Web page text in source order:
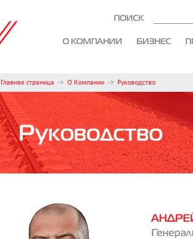
ПОИСК
О КОМПАНИИ БИЗНЕС
Главная страница -> О Компании -> Руководство
Руководство